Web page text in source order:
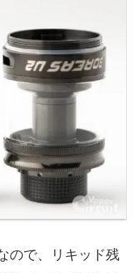
ので、リキッド残